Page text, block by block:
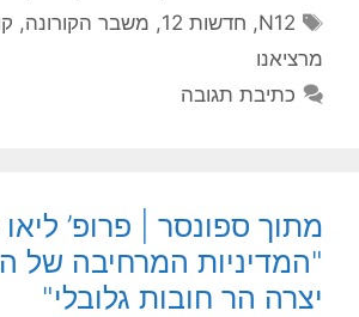
N12
, חדשות 12 , משבר הקורונה,
מרציאנו
כתיבת תגובה
מתוך ספונסר | פרופ’ ליאו
"המדיניות המרחיבה של
יצרה הר חובות גלובלי"